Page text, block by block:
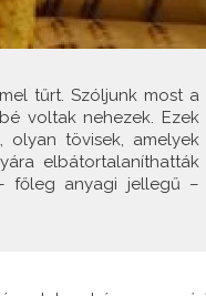
tűrt. Szóljunk most a
voltak nehezek. Ezek
tövisek, amelyek
elbátortalaníthatták
főleg anyagi jellegű –